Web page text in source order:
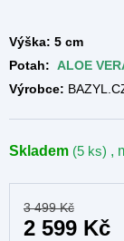
Skladem (5 ks) ,
Výška: 5 cm
Potah: ALOE
Výrobce:
3 499 Kč
2 599 Kč